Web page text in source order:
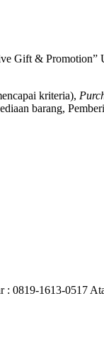
Gift &
kriteria),
barang,
: 0819-1613-0517